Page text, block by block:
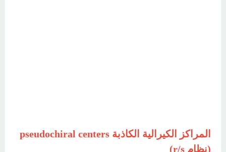
المراكز الكيرالية الكاذبة pseudochiral centers
(نظام r/s)